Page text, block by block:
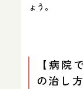
ょう。
【病院
の治し方